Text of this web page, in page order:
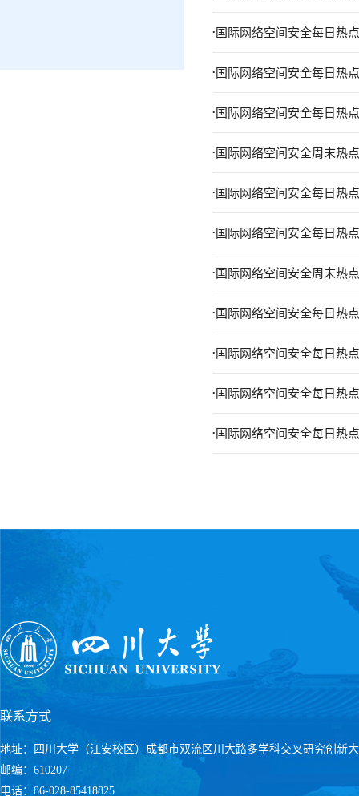
. 国际网络空间安全每日热
. 国际网络空间安全每日热
. 国际网络空间安全每日热
. 国际网络空间安全周末热
. 国际网络空间安全每日热
. 国际网络空间安全每日热
. 国际网络空间安全周末热
. 国际网络空间安全每日热
. 国际网络空间安全每日热
. 国际网络空间安全每日热
. 国际网络空间安全每日热
联系方式
地址：四川大学（江安校区）成都市双流区川大路多学科交叉研究创新
邮编：610207
电话：86-028-85418825